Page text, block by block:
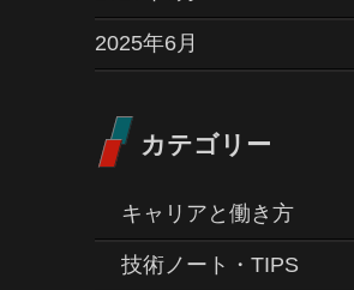
2025年6月
カテゴリー
キャリアと働き方
技術ノート・TIPS